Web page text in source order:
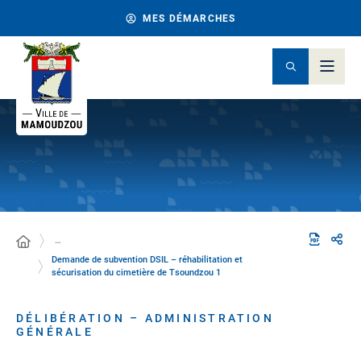
MES DÉMARCHES
…
Demande de subvention DSIL – réhabilitation et
sécurisation du cimetière de Tsoundzou 1
DÉLIBÉRATION – ADMINISTRATION
GÉNÉRALE